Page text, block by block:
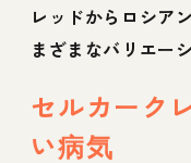
レッドからロシア
まざまなバリエー
セルカーク
い病気